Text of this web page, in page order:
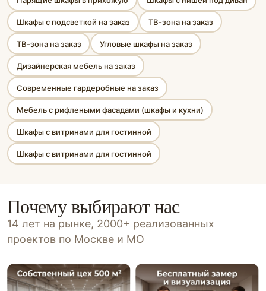
Шкафы с подсветкой на заказ ТВ-зона на заказ
ТВ-зона на заказ Угловые шкафы на заказ
Дизайнерская мебель на заказ
Современные гардеробные на заказ
Мебель с рифлеными фасадами (шкафы и кухни)
Шкафы с витринами для гостинной
Шкафы с витринами для гостинной
Почему выбирают нас
14 лет на рынке, 2000+ реализованных
проектов по Москве и МО